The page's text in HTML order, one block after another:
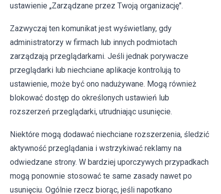
ustawienie „Zarządzane przez Twoją organizację".
Zazwyczaj ten komunikat jest wyświetlany, gdy
administratorzy w firmach lub innych podmiotach
zarządzają przeglądarkami. Jeśli jednak porywacze
przeglądarki lub niechciane aplikacje kontrolują to
ustawienie, może być ono nadużywane. Mogą również
blokować dostęp do określonych ustawień lub
rozszerzeń przeglądarki, utrudniając usunięcie.
Niektóre mogą dodawać niechciane rozszerzenia, śledzić
aktywność przeglądania i wstrzykiwać reklamy na
odwiedzane strony. W bardziej uporczywych przypadkach
mogą ponownie stosować te same zasady nawet po
usunięciu. Ogólnie rzecz biorąc, jeśli napotkano